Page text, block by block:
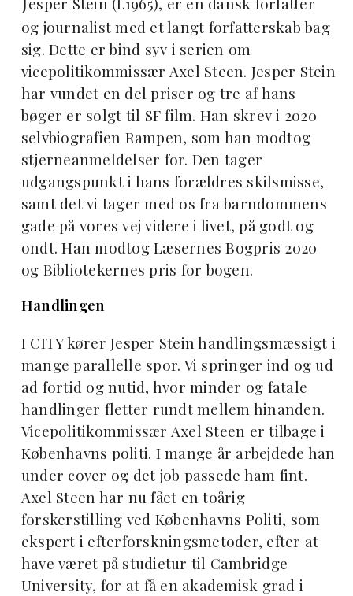
og journalist med et langt forfatterskab bag
sig. Dette er bind syv i serien om
vicepolitikommissær Axel Steen. Jesper Stein
har vundet en del priser og tre af hans
bøger er solgt til SF film. Han skrev i 2020
selvbiografien Rampen, som han modtog
stjerneanmeldelser for. Den tager
udgangspunkt i hans forældres skilsmisse,
samt det vi tager med os fra barndommens
gade på vores vej videre i livet, på godt og
ondt. Han modtog Læsernes Bogpris 2020
og Bibliotekernes pris for bogen.
Handlingen
I CITY kører Jesper Stein handlingsmæssigt i
mange parallelle spor. Vi springer ind og ud
ad fortid og nutid, hvor minder og fatale
handlinger fletter rundt mellem hinanden.
Vicepolitikommissær Axel Steen er tilbage i
Københavns politi. I mange år arbejdede han
under cover og det job passede ham fint.
Axel Steen har nu fået en toårig
forskerstilling ved Københavns Politi, som
ekspert i efterforskningsmetoder, efter at
have været på studietur til Cambridge
University, for at få en akademisk grad i